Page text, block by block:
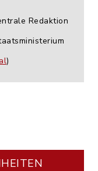
Redaktion
)